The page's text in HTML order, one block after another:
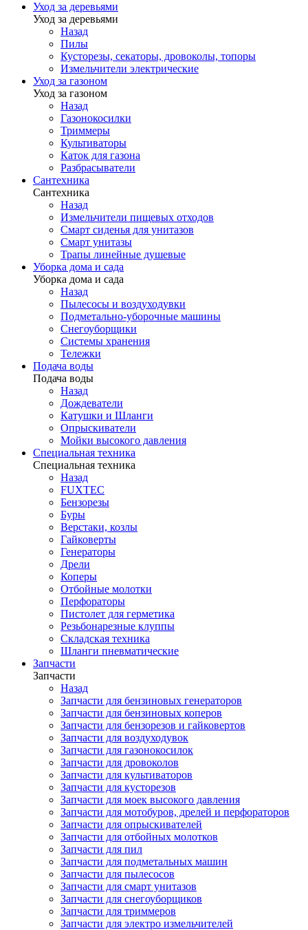
Уход за деревьями
Уход за деревьями
Назад
Пилы
Кусторезы, секаторы, дровоколы, топоры
Измельчители электрические
Уход за газоном
Уход за газоном
Назад
Газонокосилки
Триммеры
Культиваторы
Каток для газона
Разбрасыватели
Сантехника
Сантехника
Назад
Измельчители пищевых отходов
Смарт сиденья для унитазов
Смарт унитазы
Трапы линейные душевые
Уборка дома и сада
Уборка дома и сада
Назад
Пылесосы и воздуходувки
Подметально-уборочные машины
Снегоуборщики
Системы хранения
Тележки
Подача воды
Подача воды
Назад
Дождеватели
Катушки и Шланги
Опрыскиватели
Мойки высокого давления
Специальная техника
Специальная техника
Назад
FUXTEC
Бензорезы
Буры
Верстаки, козлы
Гайковерты
Генераторы
Дрели
Коперы
Отбойные молотки
Перфораторы
Пистолет для герметика
Резьбонарезные клуппы
Складская техника
Шланги пневматические
Запчасти
Запчасти
Назад
Запчасти для бензиновых генераторов
Запчасти для бензиновых коперов
Запчасти для бензорезов и гайковертов
Запчасти для воздуходувок
Запчасти для газонокосилок
Запчасти для дровоколов
Запчасти для культиваторов
Запчасти для кусторезов
Запчасти для моек высокого давления
Запчасти для мотобуров, дрелей и перфораторов
Запчасти для опрыскивателей
Запчасти для отбойных молотков
Запчасти для пил
Запчасти для подметальных машин
Запчасти для пылесосов
Запчасти для смарт унитазов
Запчасти для снегоуборщиков
Запчасти для триммеров
Запчасти для электро измельчителей